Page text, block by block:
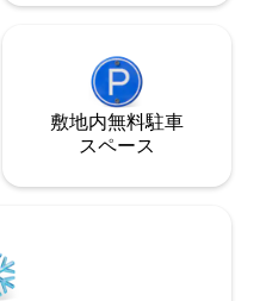
敷地内無料駐⁠車
ス⁠ペ⁠ー⁠ス